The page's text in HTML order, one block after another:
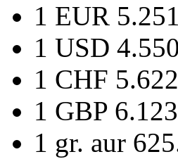
1 EUR
1 USD
1 CHF
1 GBP
1 gr. aur